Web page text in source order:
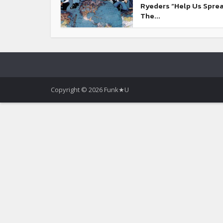
Ryeders “Help Us
The...
Copyright © 2026 Funk★U